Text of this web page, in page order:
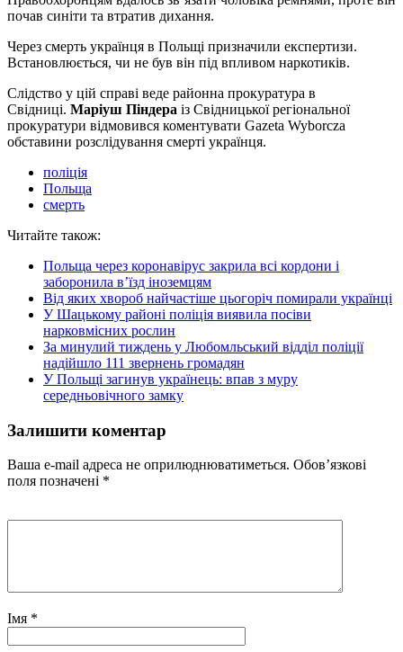
почав синіти та втратив дихання.
Через смерть українця в Польщі призначили експертизи.
Встановлюється, чи не був він під впливом наркотиків.
Слідство у цій справі веде районна прокуратура в
Свідниці. Маріуш Піндера із Свідницької регіональної
прокуратури відмовився коментувати Gazeta Wyborcza
обставини розслідування смерті українця.
поліція
Польща
смерть
Читайте також:
Польща через коронавірус закрила всі кордони і
заборонила в’їзд іноземцям
Від яких хвороб найчастіше цьогоріч помирали українці
У Шацькому районі поліція виявила посіви
нарковмісних рослин
За минулий тиждень у Любомльський відділ поліції
надійшло 111 звернень громадян
У Польщі загинув українець: впав з муру
середньовічного замку
Залишити коментар
Ваша e-mail адреса не оприлюднюватиметься. Обов’язкові
поля позначені *
Імя *